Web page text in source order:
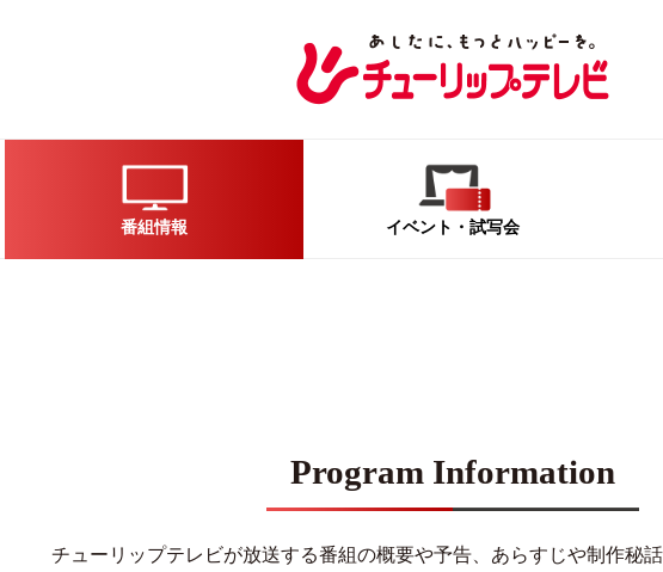
番組情報 イベント ・試写会
Program Information
チューリップテレビが放送する番組の概要や予告、あらすじや制作秘話